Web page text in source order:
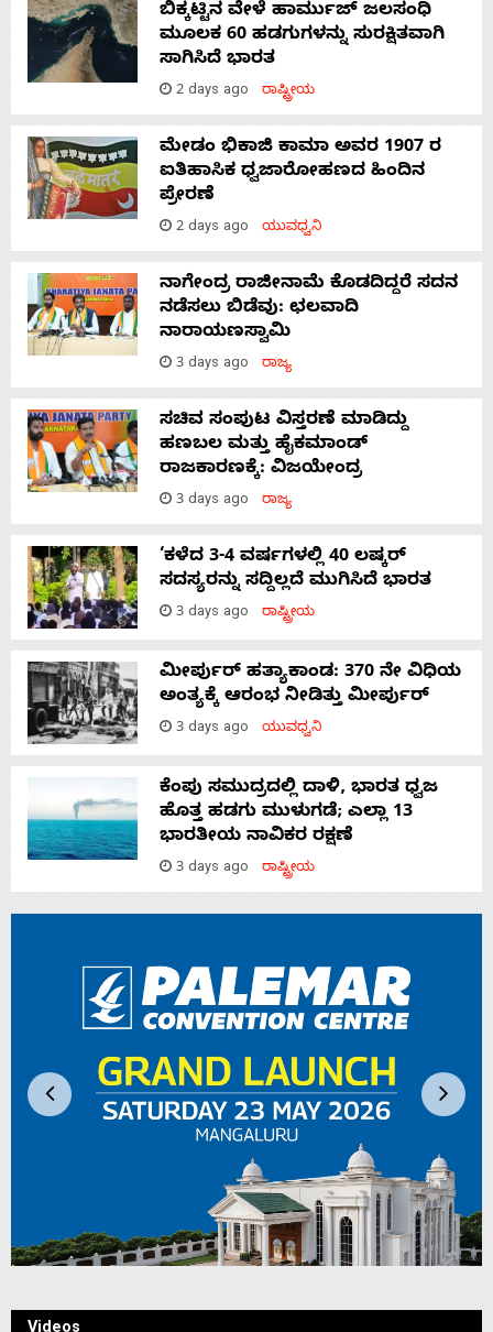
ಬಿಕ್ಕಟ್ಟಿನ ವೇಳೆ ಹಾರ್ಮುಜ್ ಜಲಸಂಧಿ
ಮೂಲಕ 60 ಹಡಗುಗಳನ್ನು ಸುರಕ್ಷಿತವಾಗಿ
ಸಾಗಿಸಿದೆ ಭಾರತ
2 days ago ರಾಷ್ಟ್ರೀಯ
ಮೇಡಂ ಭಿಕಾಜಿ ಕಾಮಾ ಅವರ 1907 ರ
ಐತಿಹಾಸಿಕ ಧ್ವಜಾರೋಹಣದ ಹಿಂದಿನ
ಪ್ರೇರಣೆ
2 days ago ಯುವಧ್ವನಿ
ನಾಗೇಂದ್ರ ರಾಜೀನಾಮೆ ಕೊಡದಿದ್ದರೆ ಸದನ
ನಡೆಸಲು ಬಿಡೆವು: ಛಲವಾದಿ
ನಾರಾಯಣಸ್ವಾಮಿ
3 days ago ರಾಜ್ಯ
ಸಚಿವ ಸಂಪುಟ ವಿಸ್ತರಣೆ ಮಾಡಿದ್ದು
ಹಣಬಲ ಮತ್ತು ಹೈಕಮಾಂಡ್
ರಾಜಕಾರಣಕ್ಕೆ: ವಿಜಯೇಂದ್ರ
3 days ago ರಾಜ್ಯ
‘ಕಳೆದ 3-4 ವರ್ಷಗಳಲ್ಲಿ 40 ಲಷ್ಕರ್
ಸದಸ್ಯರನ್ನು ಸದ್ದಿಲ್ಲದೆ ಮುಗಿಸಿದೆ ಭಾರತ
3 days ago ರಾಷ್ಟ್ರೀಯ
ಮೀರ್ಪುರ್ ಹತ್ಯಾಕಾಂಡ: 370 ನೇ ವಿಧಿಯ
ಅಂತ್ಯಕ್ಕೆ ಆರಂಭ ನೀಡಿತ್ತು ಮೀರ್ಪುರ್
3 days ago ಯುವಧ್ವನಿ
ಕೆಂಪು ಸಮುದ್ರದಲ್ಲಿ ದಾಳಿ, ಭಾರತ ಧ್ವಜ
ಹೊತ್ತ ಹಡಗು ಮುಳುಗಡೆ; ಎಲ್ಲಾ 13
ಭಾರತೀಯ ನಾವಿಕರ ರಕ್ಷಣೆ
3 days ago ರಾಷ್ಟ್ರೀಯ